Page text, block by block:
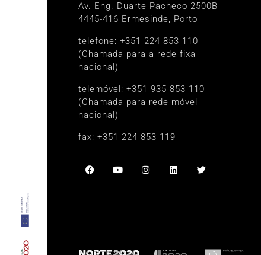
Av. Eng. Duarte Pacheco 2500B
4445-416 Ermesinde, Porto
telefone: +351 224 853 110
(Chamada para a rede fixa
nacional)
telemóvel: +351 935 853 110
(Chamada para rede móvel
nacional)
fax: +351 224 853 119